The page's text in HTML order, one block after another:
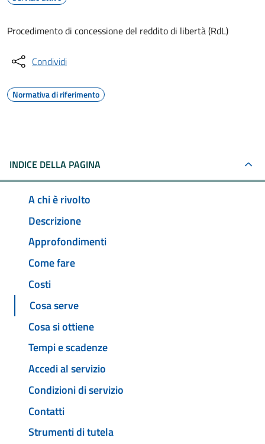
Procedimento di concessione del reddito di libertà (RdL)
Condividi
Normativa di riferimento
INDICE DELLA PAGINA
A chi è rivolto
Descrizione
Approfondimenti
Come fare
Costi
Cosa serve
Cosa si ottiene
Tempi e scadenze
Accedi al servizio
Condizioni di servizio
Contatti
Strumenti di tutela